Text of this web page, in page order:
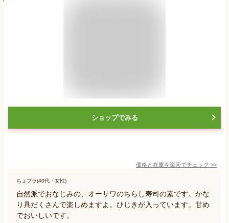
ショップでみる
価格と在庫を楽天でチェック >>
ちょプラ(40代・女性)
自然派でおなじみの、オーサワのちらし寿司の素です。かな
り具だくさんで楽しめますよ。ひじきが入っています。甘め
でおいしいです。